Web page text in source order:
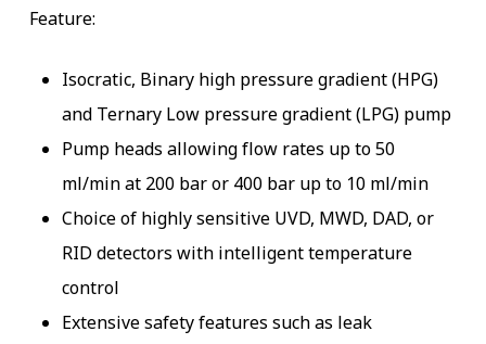
Feature:
Isocratic, Binary high pressure gradient (HPG)
and Ternary Low pressure gradient (LPG) pump
Pump heads allowing flow rates up to 50
ml/min at 200 bar or 400 bar up to 10 ml/min
Choice of highly sensitive UVD, MWD, DAD, or
RID detectors with intelligent temperature
control
Extensive safety features such as leak